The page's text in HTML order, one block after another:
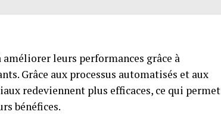
leurs performances grâce à
Grâce aux processus automatisés et aux
redeviennent plus efficaces, ce qui permet
bénéfices.